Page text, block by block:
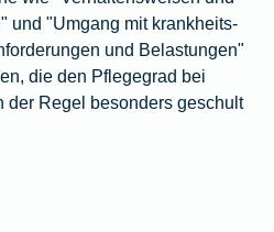
und "Umgang mit krankheits-
und Belastungen"
die den Pflegegrad bei
der Regel besonders geschult